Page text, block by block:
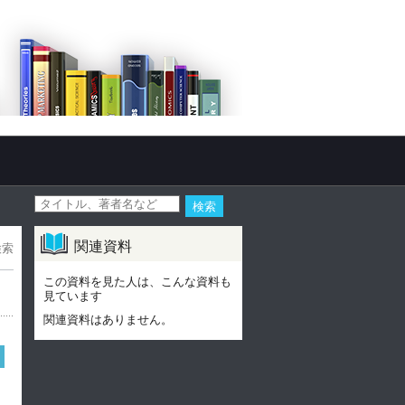
関連資料
この資料を見た人は、こんな資料も
見ています
関連資料はありません。